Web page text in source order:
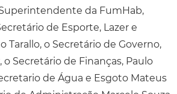
da FumHab,
de Esporte, Lazer e
Tarallo, o Secretário de Governo,
o Secretário de Finanças, Paulo
de Água e Esgoto Mateus